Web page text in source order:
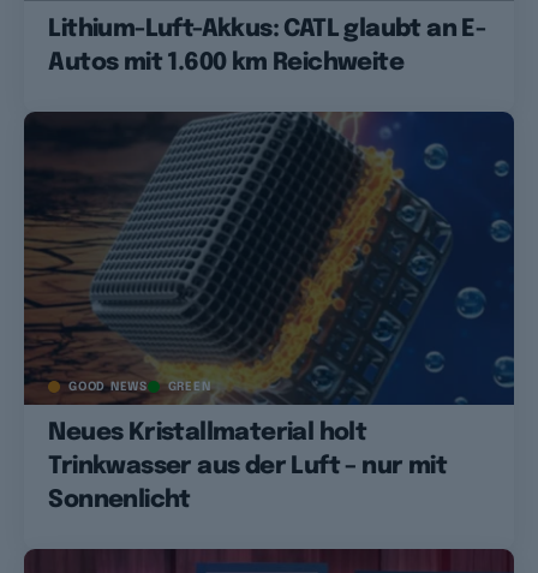
Lithium-Luft-Akkus: CATL glaubt an E-
Autos mit 1.600 km Reichweite
GOOD NEWS GREEN
Neues Kristallmaterial holt
Trinkwasser aus der Luft – nur mit
Sonnenlicht